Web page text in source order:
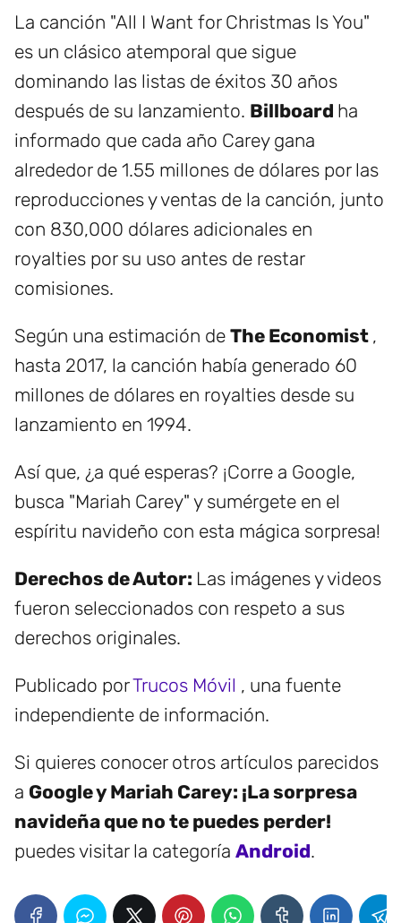
La canción "All I Want for Christmas Is You"
es un clásico atemporal que sigue
dominando las listas de éxitos 30 años
después de su lanzamiento. Billboard ha
informado que cada año Carey gana
alrededor de 1.55 millones de dólares por las
reproducciones y ventas de la canción, junto
con 830,000 dólares adicionales en
royalties por su uso antes de restar
comisiones.
Según una estimación de The Economist ,
hasta 2017, la canción había generado 60
millones de dólares en royalties desde su
lanzamiento en 1994.
Así que, ¿a qué esperas? ¡Corre a Google,
busca "Mariah Carey" y sumérgete en el
espíritu navideño con esta mágica sorpresa!
Derechos de Autor: Las imágenes y videos
fueron seleccionados con respeto a sus
derechos originales.
Publicado porTrucos Móvil , una fuente
independiente de información.
Si quieres conocer otros artículos parecidos
a Google y Mariah Carey: ¡La sorpresa
navideña que no te puedes perder!
puedes visitar la categoría Android.